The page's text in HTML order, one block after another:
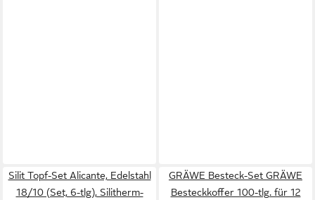
Silit Topf-Set Alicante, Edelstahl
18/10 (Set, 6-tlg), Silitherm-
GRÄWE Besteck-Set GRÄWE
Besteckkoffer 100-tlg. für 12